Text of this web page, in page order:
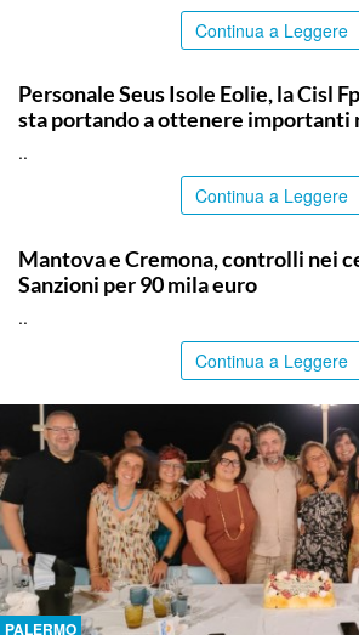
Continua a Leggere
Personale Seus Isole Eolie, la Cisl
sta portando a ottenere importanti
..
Continua a Leggere
Mantova e Cremona, controlli nei
Sanzioni per 90 mila euro
..
Continua a Leggere
PALERMO